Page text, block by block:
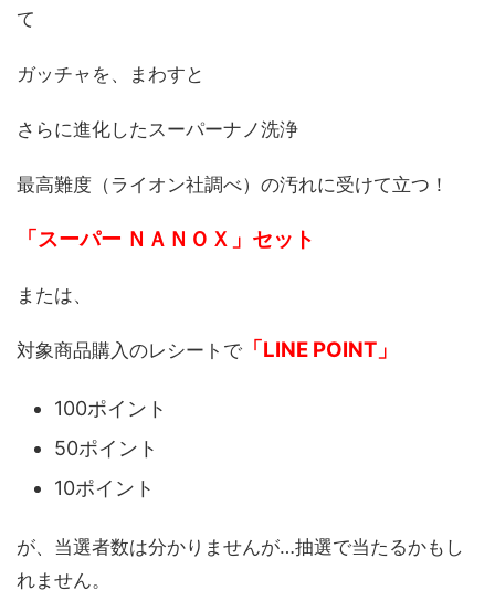
て
ガッチャを、まわすと
さらに進化したスーパーナノ洗浄
最高難度（ライオン社調べ）の汚れに受けて立つ！
「スーパー ＮＡＮＯＸ」セット
または、
対象商品購入のレシートで 「LINE POINT」
100ポイント
50ポイント
10ポイント
が、当選者数は分かりませんが…抽選で当たるかもし
れません。